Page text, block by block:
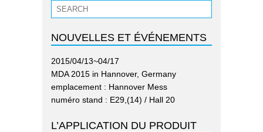
NOUVELLES ET ÉVÉNEMENTS
2015/04/13~04/17
MDA 2015 in Hannover, Germany
emplacement : Hannover Mess
numéro stand : E29,(14) / Hall 20
L’APPLICATION DU PRODUIT